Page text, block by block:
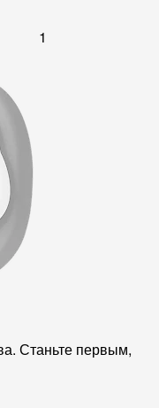
1
Станьте первым,